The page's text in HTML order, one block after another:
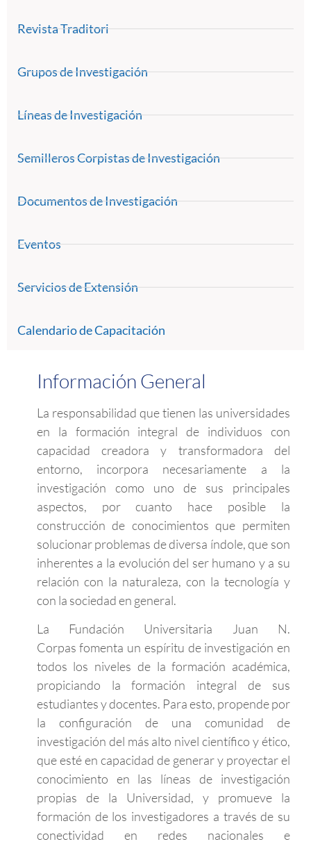
Revista Traditori
Grupos de Investigación
Líneas de Investigación
Semilleros Corpistas de Investigación
Documentos de Investigación
Eventos
Servicios de Extensión
Calendario de Capacitación
Información General
La responsabilidad que tienen las universidades
en la formación integral de individuos con
capacidad creadora y transformadora del
entorno, incorpora necesariamente a la
investigación como uno de sus principales
aspectos, por cuanto hace posible la
construcción de conocimientos que permiten
solucionar problemas de diversa índole, que son
inherentes a la evolución del ser humano y a su
relación con la naturaleza, con la tecnología y
con la sociedad en general.
La Fundación Universitaria Juan N.
Corpas fomenta un espíritu de investigación en
todos los niveles de la formación académica,
propiciando la formación integral de sus
estudiantes y docentes. Para esto, propende por
la configuración de una comunidad de
investigación del más alto nivel científico y ético,
que esté en capacidad de generar y proyectar el
conocimiento en las líneas de investigación
propias de la Universidad, y promueve la
formación de los investigadores a través de su
conectividad en redes nacionales e